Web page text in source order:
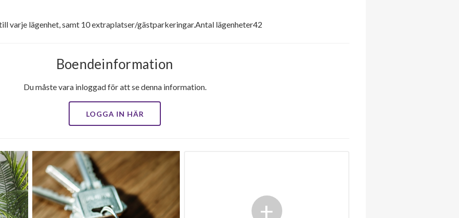
varje lägenhet, samt 10 extraplatser/gästparkeringar.Antal lägenheter42
Boendeinformation
Du måste vara inloggad för att se denna information.
LOGGA IN HÄR
+